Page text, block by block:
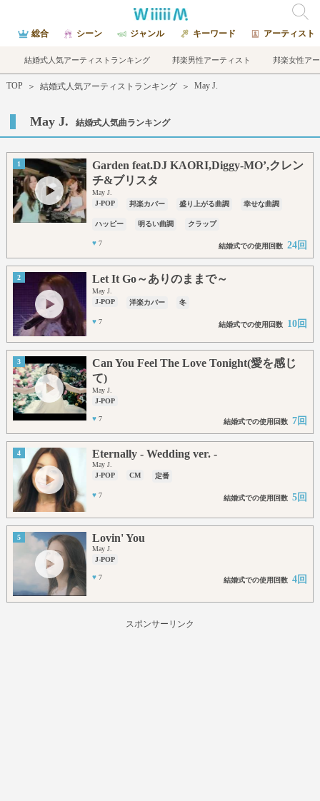
総合 シーン ジャンル キーワード アーティスト
結婚式人気アーティストランキング 邦楽男性アーティスト 邦楽女性ア
TOP ＞ 結婚式人気アーティストランキング ＞ May J.
May J. 結婚式人気曲ランキング
1
Garden feat.DJ KAORI,Diggy-MO’,クレン
チ&ブリスタ
May J.
J-POP
邦楽カバー 盛り上がる曲調 幸せな曲調
ハッピー 明るい曲調 クラップ
♥ 7 結婚式での使用回数 24回
2 Let It Go～ありのままで～
May J.
J-POP
洋楽カバー 冬
♥ 7 結婚式での使用回数 10回
3
Can You Feel The Love Tonight(愛を感じ
て)
May J.
J-POP
♥ 7 結婚式での使用回数 7回
4 Eternally - Wedding ver. -
May J.
J-POP
CM 定番
♥ 7 結婚式での使用回数 5回
5 Lovin' You
May J.
J-POP
♥ 7 結婚式での使用回数 4回
スポンサーリンク